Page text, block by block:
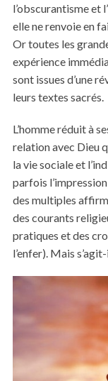
l’obscurantisme et
elle ne renvoie en
Or toutes les
expérience
sont issues d’une
leurs textes sacrés.
L’homme réduit à
relation avec Dieu
la vie sociale et
parfois
des multiples
des courants
pratiques et des
l’enfer). Mais